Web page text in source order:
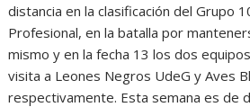
distancia en la clasificación del Grupo
Profesional, en la batalla por
mismo y en la fecha 13 los dos
visita a Leones Negros UdeG y Aves
respectivamente. Esta semana es de